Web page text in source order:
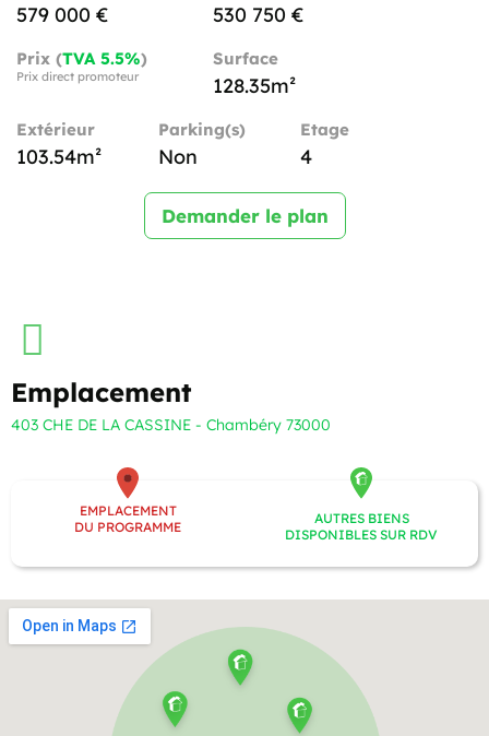
579 000 € 530 750 €
Prix (TVA 5.5%)
Prix direct promoteur
Surface
128.35m²
Extérieur
103.54m²
Parking(s)
Non
Etage
4
Demander le plan
Emplacement
403 CHE DE LA CASSINE - Chambéry 73000
EMPLACEMENT
DU PROGRAMME
AUTRES BIENS
DISPONIBLES SUR RDV